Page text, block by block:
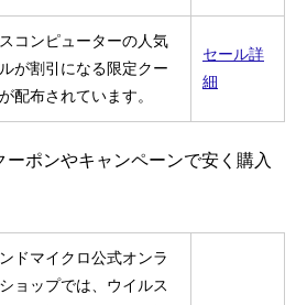
コンピューターの人気
が割引になる限定クー
配布されています。
セール詳
細
ポンやキャンペーンで安く購入
ンドマイクロ公式オンラ
ョップでは、ウイルス